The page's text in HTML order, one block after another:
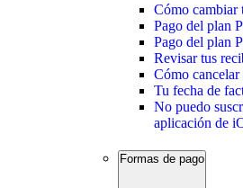
Cómo cambiar
Pago del plan
Pago del plan
Revisar tus
Cómo
Tu fecha de
No puedo
aplicación de
Formas de pago